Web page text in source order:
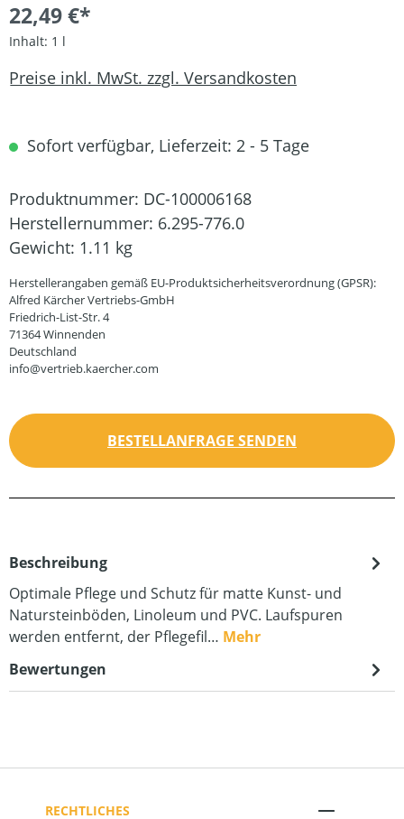
22,49 €*
Inhalt: 1 l
Preise inkl. MwSt. zzgl. Versandkosten
Sofort verfügbar, Lieferzeit: 2 - 5 Tage
Produktnummer: DC-100006168
Herstellernummer: 6.295-776.0
Gewicht: 1.11 kg
Herstellerangaben gemäß EU-Produktsicherheitsverordnung (GPSR):
Alfred Kärcher Vertriebs-GmbH
Friedrich-List-Str. 4
71364 Winnenden
Deutschland
info@vertrieb.kaercher.com
BESTELLANFRAGE SENDEN
Beschreibung
Optimale Pflege und Schutz für matte Kunst- und
Natursteinböden, Linoleum und PVC. Laufspuren
werden entfernt, der Pflegefil… Mehr
Bewertungen
RECHTLICHES